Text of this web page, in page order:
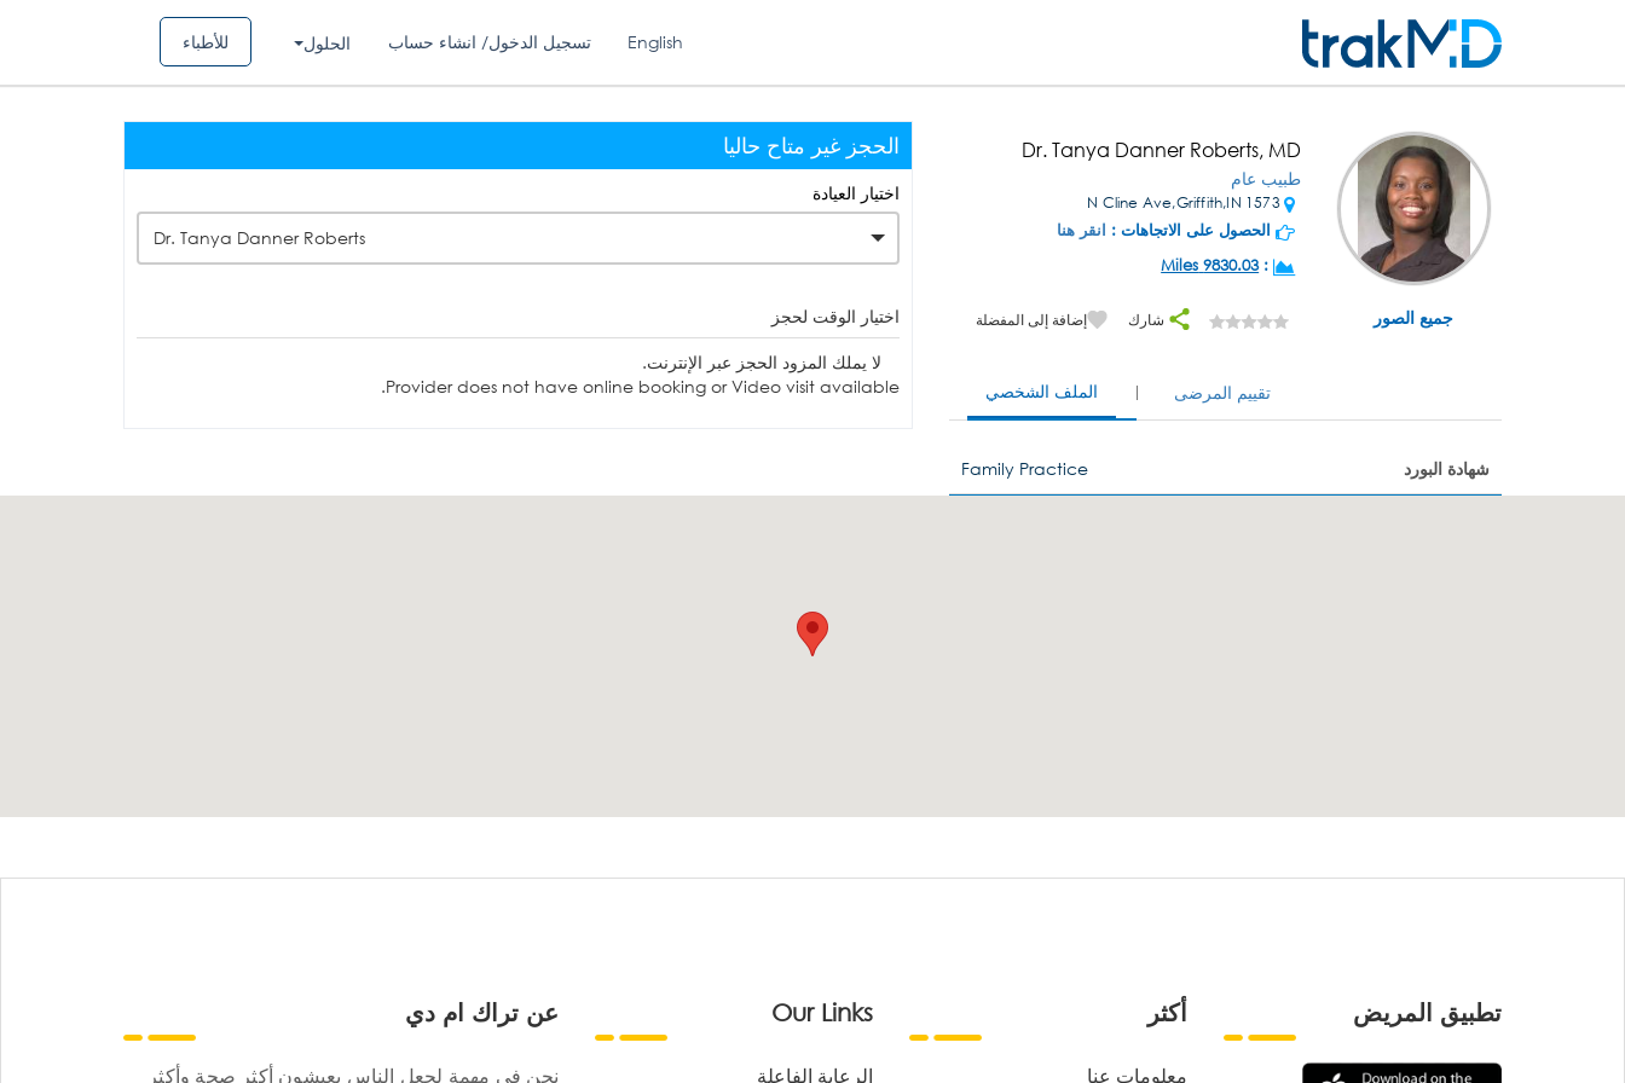
للأطباء الحلول تسجيل الدخول/ انشاء حساب English
جميع الصور
Dr. Tanya Danner Roberts, MD
طبيب عام
1573 N Cline Ave,Griffith,IN
الحصول على الاتجاهات : انقر هنا
:
9830.03 Miles
شارك إضافة إلى المفضلة
الملف الشخصي تقييم المرضى
شهادة البورد Family Practice
الحجز غير متاح حاليا
اختيار العيادة
Dr. Tanya Danner Roberts
اختيار الوقت لحجز
لا يملك المزود الحجز عبر الإنترنت.
Provider does not have online booking or Video visit available.
عن تراك ام دي
نحن في مهمة لجعل الناس يعيشون أكثر صحة وأكثر
Our Links
الرعاية الفاعلة
أكثر
معلومات عنا
تطبيق المريض